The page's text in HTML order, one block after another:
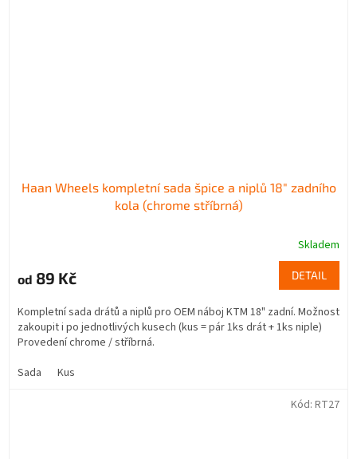
Haan Wheels kompletní sada špice a niplů 18" zadního
kola (chrome stříbrná)
Skladem
od 89 Kč DETAIL
Kompletní sada drátů a niplů pro OEM náboj KTM 18" zadní. Možnost
zakoupit i po jednotlivých kusech (kus = pár 1ks drát + 1ks niple)
Provedení chrome / stříbrná.
Sada
Kus
Kód: RT27